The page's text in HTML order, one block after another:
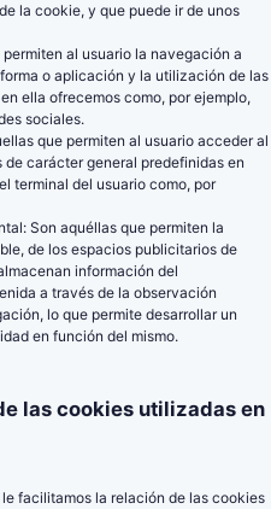
la cookie, y que puede ir de unos
al usuario la navegación a
o aplicación y la utilización de las
ella ofrecemos como, por ejemplo,
sociales.
que permiten al usuario acceder al
carácter general predefinidas en
terminal del usuario como, por
Son aquéllas que permiten la
de los espacios publicitarios de
información del
a través de la observación
lo que permite desarrollar un
en función del mismo.
las cookies utilizadas en
facilitamos la relación de las cookies